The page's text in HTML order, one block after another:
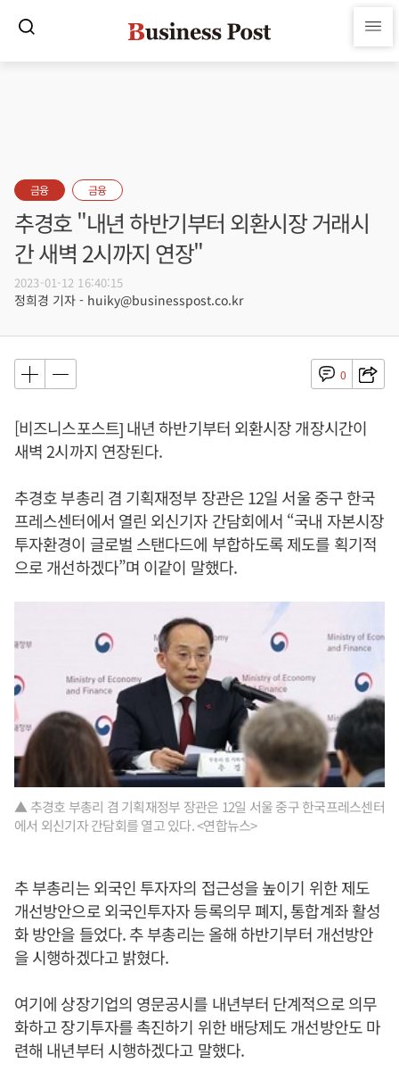
금융 금융
추경호 "내년 하반기부터 외환시장 거래시
간 새벽 2시까지 연장"
2023-01-12 16:40:15
정희경 기자 - huiky@businesspost.co.kr
0
[비즈니스포스트] 내년 하반기부터 외환시장 개장시간이
새벽 2시까지 연장된다.
추경호 부총리 겸 기획재정부 장관은 12일 서울 중구 한국
프레스센터에서 열린 외신기자 간담회에서 “국내 자본시장
투자환경이 글로벌 스탠다드에 부합하도록 제도를 획기적
으로 개선하겠다”며 이같이 말했다.
▲ 추경호 부총리 겸 기획재정부 장관은 12일 서울 중구 한국프레스센터
에서 외신기자 간담회를 열고 있다. <연합뉴스>
추 부총리는 외국인 투자자의 접근성을 높이기 위한 제도
개선방안으로 외국인투자자 등록의무 폐지, 통합계좌 활성
화 방안을 들었다. 추 부총리는 올해 하반기부터 개선방안
을 시행하겠다고 밝혔다.
여기에 상장기업의 영문공시를 내년부터 단계적으로 의무
화하고 장기투자를 촉진하기 위한 배당제도 개선방안도 마
련해 내년부터 시행하겠다고 말했다.